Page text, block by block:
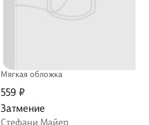
Мягкая обложка
559 ₽
Затмение